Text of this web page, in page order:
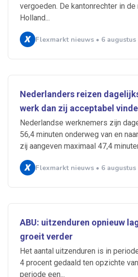
vergoeden. De kantonrechter in
Holland...
Flexmarkt nieuws • 6 augustus
Nederlanders reizen
werk dan zij acceptabel
Nederlandse werknemers zijn
56,4 minuten onderweg van en
zij aangeven maximaal 47,4
Flexmarkt nieuws • 6 augustus
ABU: uitzenduren opnieuw
groeit verder
Het aantal uitzenduren is in
4 procent gedaald ten opzichte
periode een...